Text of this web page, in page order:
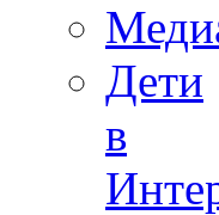
Дети
в